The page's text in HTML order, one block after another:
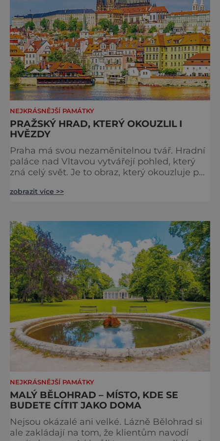
NEJKRÁSNĚJŠÍ PAMÁTKY
PRAŽSKÝ HRAD, KTERÝ OKOUZLIL I
HVĚZDY
Praha má svou nezaměnitelnou tvář. Hradní
paláce nad Vltavou vytvářejí pohled, který
zná celý svět. Je to obraz, který okouzluje po
jediný Čech, který by ho neznal. Pražský hrad
metropole, má ho na seznamu mí
zobrazit více >>
NEJKRÁSNĚJŠÍ PAMÁTKY
MALÝ BĚLOHRAD – MÍSTO, KDE SE
BUDETE CÍTIT JAKO DOMA
Nejsou okázalé ani velké. Lázně Bělohrad si
ale zakládají na tom, že klientům navodí